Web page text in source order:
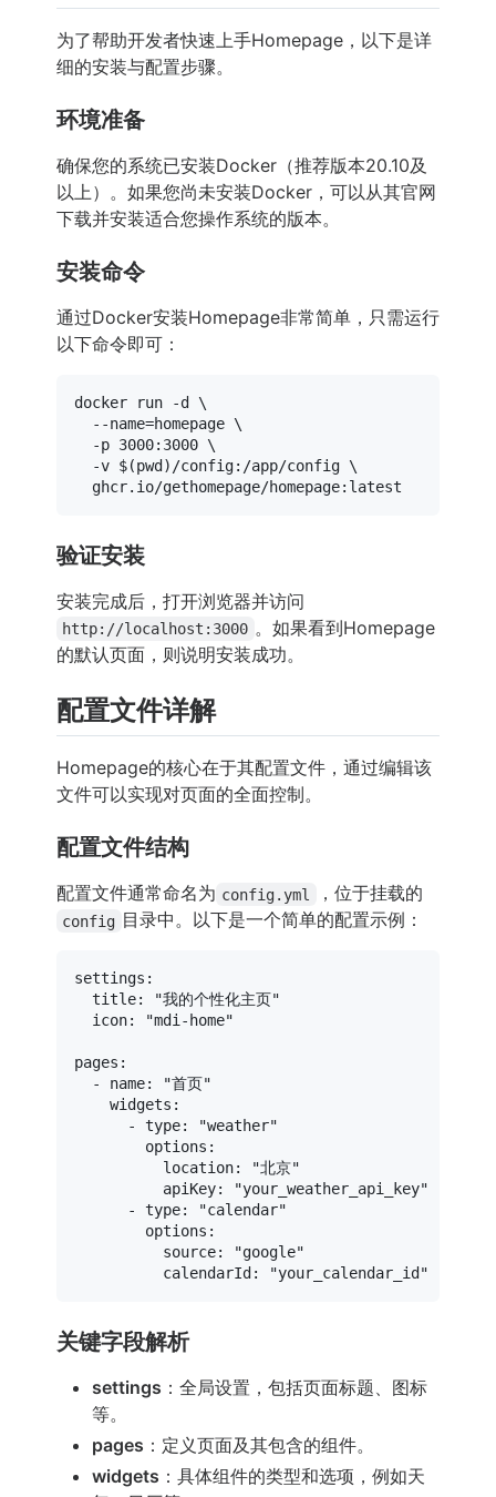
为了帮助开发者快速上手Homepage，以下是详
细的安装与配置步骤。
环境准备
确保您的系统已安装Docker（推荐版本20.10及
以上）。如果您尚未安装Docker，可以从其官网
下载并安装适合您操作系统的版本。
安装命令
通过Docker安装Homepage非常简单，只需运行
以下命令即可：
docker run -d \
  --name=homepage \
  -p 3000:3000 \
  -v $(
pwd )/config:/app/config \
验证安装
安装完成后，打开浏览器并访问
http://localhost:3000 。如果看到Homepage
的默认页面，则说明安装成功。
配置文件详解
Homepage的核心在于其配置文件，通过编辑该
文件可以实现对页面的全面控制。
配置文件结构
配置文件通常命名为 config.yml ，位于挂载的
config 目录中。以下是一个简单的配置示例：
settings:
title:
"我的个性化主页"
icon:
"mdi-home"
pages:
-
name:
"首页"
widgets:
-
type:
"weather"
options:
location:
"北京"
apiKey:
"your_weather_api_key"
-
type:
"calendar"
options:
source:
"google"
calendarId:
"your_calendar_id"
关键字段解析
settings ：全局设置，包括页面标题、图标
等。
pages ：定义页面及其包含的组件。
widgets ：具体组件的类型和选项，例如天